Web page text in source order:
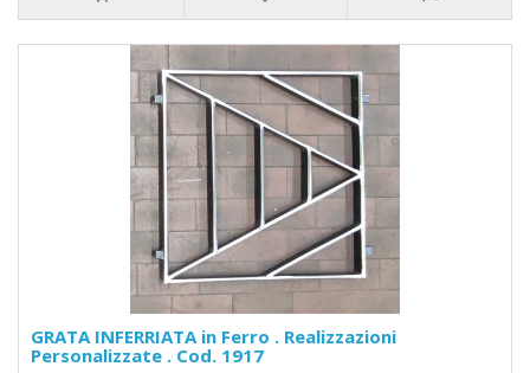
GRATA INFERRIATA in Ferro . Realizzazioni
Personalizzate . Cod. 1917